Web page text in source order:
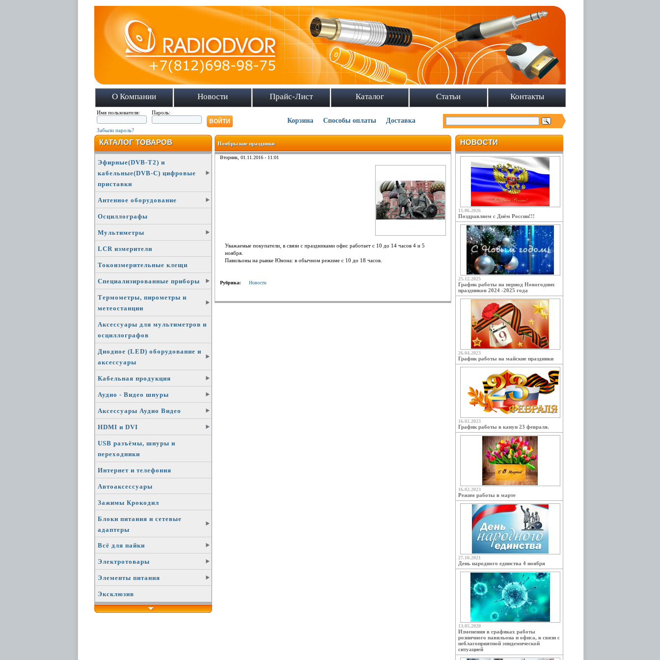
О Компании Новости Прайс-Лист Каталог Статьи Контакты
Имя пользователя: Пароль:
Забыли пароль?
Корзина Способы оплаты Доставка
КАТАЛОГ ТОВАРОВ
Эфирные(DVB-T2) и
кабельные(DVB-C) цифровые
приставки
Антенное оборудование
Осциллографы
Мультиметры
LCR измерители
Токоизмерительные клещи
Специализированные приборы
Термометры, пирометры и
метеостанции
Аксессуары для мультиметров и
осциллографов
Диодное (LED) оборудование и
аксессуары
Кабельная продукция
Аудио - Видео шнуры
Аксессуары Аудио Видео
HDMI и DVI
USB разъёмы, шнуры и
переходники
Интернет и телефония
Автоаксессуары
Зажимы Крокодил
Блоки питания и сетевые
адаптеры
Всё для пайки
Электротовары
Элементы питания
Эксклюзив
НОВОСТИ
11.06.2026
Поздравляем с Днём России!!!
25.12.2025
График работы на период Новогодних
праздников 2024 -2025 года
26.04.2023
График работы на майские праздники
16.02.2023
График работы в канун 23 февраля.
16.02.2023
Режим работы в марте
27.10.2021
День народного единства 4 ноября
13.05.2020
Изменения в графиках работы
розничного павильона и офиса, в связи с
неблагоприятной эпидемической
ситуацией
Ноябрьские праздники
Вторник, 01.11.2016 - 11:01
Уважаемые покупатели, в связи с праздниками офис работает с 10 до 14 часов 4 и 5
ноября.
Павильоны на рынке Юнона: в обычном режиме с 10 до 18 часов.
Рубрика: Новости